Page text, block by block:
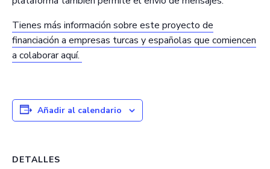
Tienes más información sobre este proyecto de
financiación a empresas turcas y españolas que comiencen
a colaborar aquí.
Añadir al calendario
DETALLES